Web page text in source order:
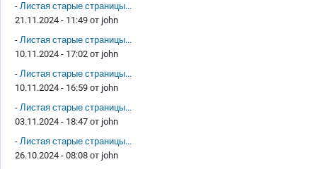
- Листая старые страницы...
21.11.2024 - 11:49 от john
- Листая старые страницы...
10.11.2024 - 17:02 от john
- Листая старые страницы...
10.11.2024 - 16:59 от john
- Листая старые страницы...
03.11.2024 - 18:47 от john
- Листая старые страницы...
26.10.2024 - 08:08 от john